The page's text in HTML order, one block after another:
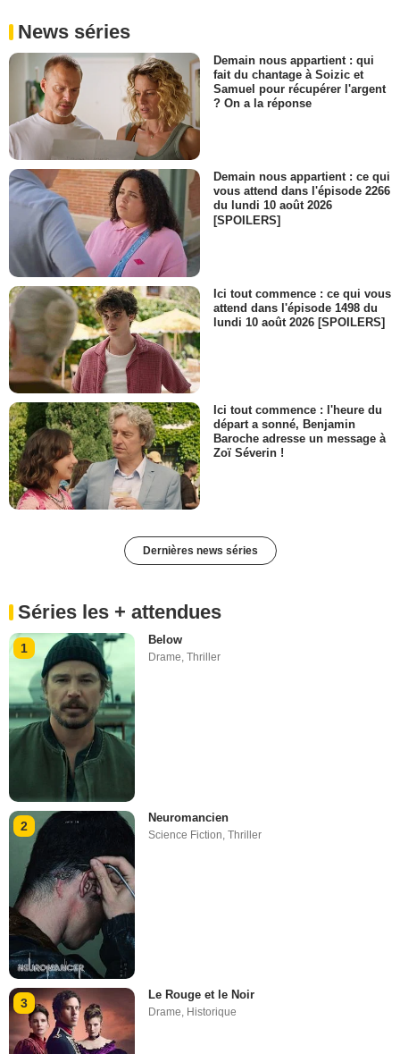
News séries
Demain nous appartient : qui
fait du chantage à Soizic et
Samuel pour récupérer l'argent
? On a la réponse
Demain nous appartient : ce qui
vous attend dans l'épisode 2266
du lundi 10 août 2026
[SPOILERS]
Ici tout commence : ce qui vous
attend dans l'épisode 1498 du
lundi 10 août 2026 [SPOILERS]
Ici tout commence : l'heure du
départ a sonné, Benjamin
Baroche adresse un message à
Zoï Séverin !
Dernières news séries
Séries les + attendues
1
Below
Drame,Thriller
2
Neuromancien
Science Fiction ,Thriller
3
Le Rouge et le Noir
Drame, Historique